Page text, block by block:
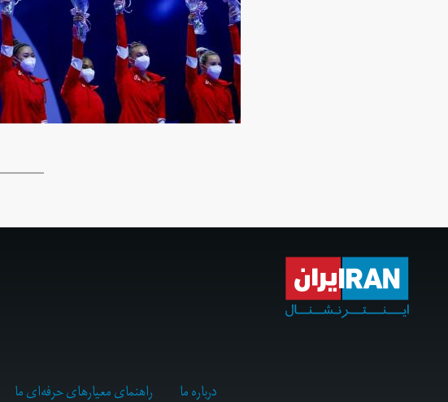
درباره ما راهنمای معیارهای حرفه‌ای ما